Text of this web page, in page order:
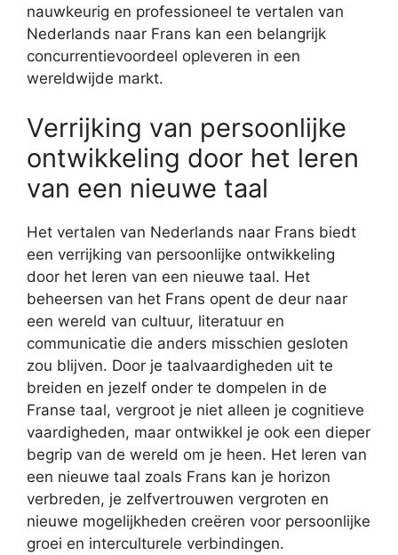
nauwkeurig en professioneel te vertalen van
Nederlands naar Frans kan een belangrijk
concurrentievoordeel opleveren in een
wereldwijde markt.
Verrijking van persoonlijke
ontwikkeling door het leren
van een nieuwe taal
Het vertalen van Nederlands naar Frans biedt
een verrijking van persoonlijke ontwikkeling
door het leren van een nieuwe taal. Het
beheersen van het Frans opent de deur naar
een wereld van cultuur, literatuur en
communicatie die anders misschien gesloten
zou blijven. Door je taalvaardigheden uit te
breiden en jezelf onder te dompelen in de
Franse taal, vergroot je niet alleen je cognitieve
vaardigheden, maar ontwikkel je ook een dieper
begrip van de wereld om je heen. Het leren van
een nieuwe taal zoals Frans kan je horizon
verbreden, je zelfvertrouwen vergroten en
nieuwe mogelijkheden creëren voor persoonlijke
groei en interculturele verbindingen.